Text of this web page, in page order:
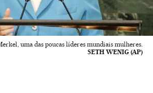
uma das poucas líderes mundiais mulheres.
SETH WENIG (AP)